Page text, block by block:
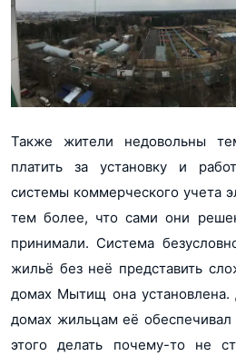
Также жители недовольны
платить за установку и
системы коммерческого учета
тем более, что сами они
принимали. Система
жильё без неё представить
домах Мытищ она установлена.
домах жильцам её обеспечивал
этого делать почему-то не